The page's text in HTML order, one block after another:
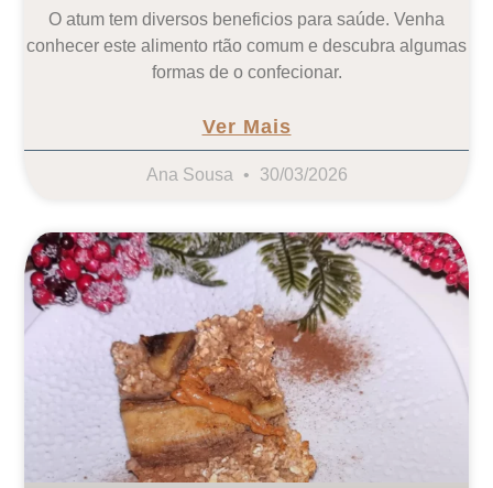
O atum tem diversos beneficios para saúde. Venha
conhecer este alimento rtão comum e descubra algumas
formas de o confecionar.
Ver Mais
Ana Sousa 30/03/2026